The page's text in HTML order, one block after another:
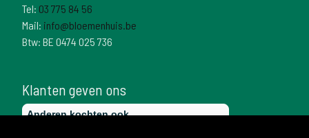
Tel: 03 775 84 56
Mail: info@bloemenhuis.be
Btw: BE 0474 025 736
Klanten geven ons